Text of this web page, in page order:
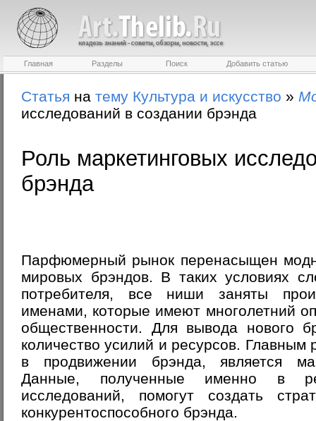
Главная Разделы Поиск Добавить статью
Статья на тему Культура и искусство »
исследований в создании брэнда
Роль маркетинговых
брэнда
Парфюмерный рынок перенасыщен
мировых брэндов. В таких условиях
потребителя, все ниши заняты
именами, которые имеют многолетний
общественности. Для вывода нового
количество усилий и ресурсов.
в продвижении брэнда, является
Данные, полученные именно в
исследований, помогут создать
конкурентоспособного брэнда.